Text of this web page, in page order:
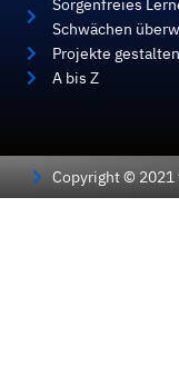
Schwächen
Projekte
A bis Z
Copyright ©